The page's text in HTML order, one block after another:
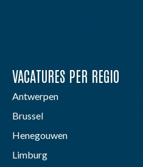
VACATURES PER REGIO
Antwerpen
Brussel
Henegouwen
Limburg